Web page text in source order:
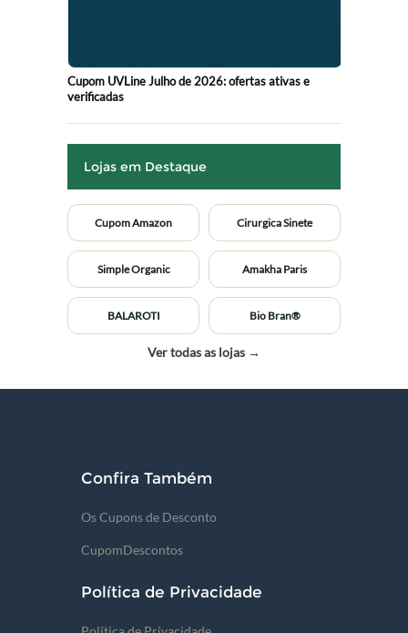
Cupom UVLine Julho de 2026: ofertas ativas e
verificadas
Lojas em Destaque
Cupom Amazon Cirurgica Sinete
Simple Organic Amakha Paris
BALAROTI Bio Bran®
Ver todas as lojas →
Confira Também
Os Cupons de Desconto
CupomDescontos
Política de Privacidade